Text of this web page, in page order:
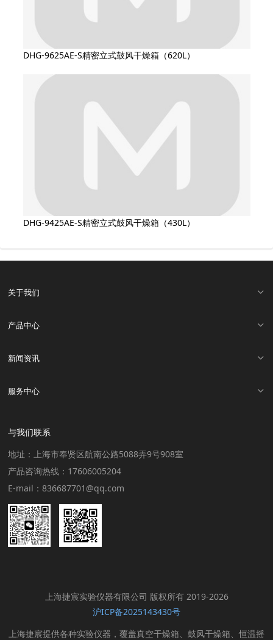
DHG-9625AE-S精密立式鼓风干燥箱（620L）
DHG-9425AE-S精密立式鼓风干燥箱（430L）
关于我们
产品中心
新闻资讯
服务中心
与我们联系
地址：上海市奉贤区航南公路5088弄9号908室
产品咨询热线：17606005204
E-mail：836687701@qq.com
上海捷宸实验仪器有限公司 版权所有 2019-2026
沪ICP备2025143430号
上海捷宸提供各种实验仪器，覆盖真空干燥箱、鼓风干燥箱、恒温摇